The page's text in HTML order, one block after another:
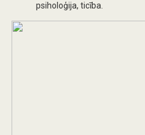
psiholoģija, ticība.